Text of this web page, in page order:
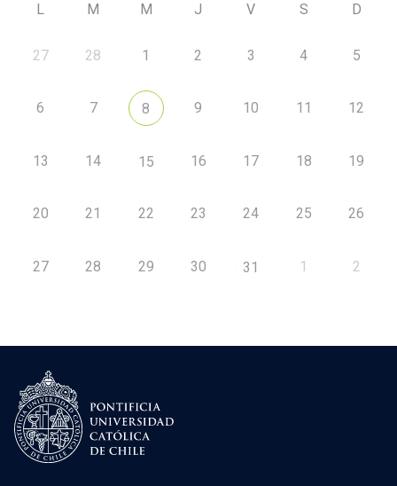
L M M J V S D
27 28 1 2 3 4 5
6 7 8 9 10 11 12
13 14 15 16 17 18 19
20 21 22 23 24 25 26
27 28 29 30 31 1 2